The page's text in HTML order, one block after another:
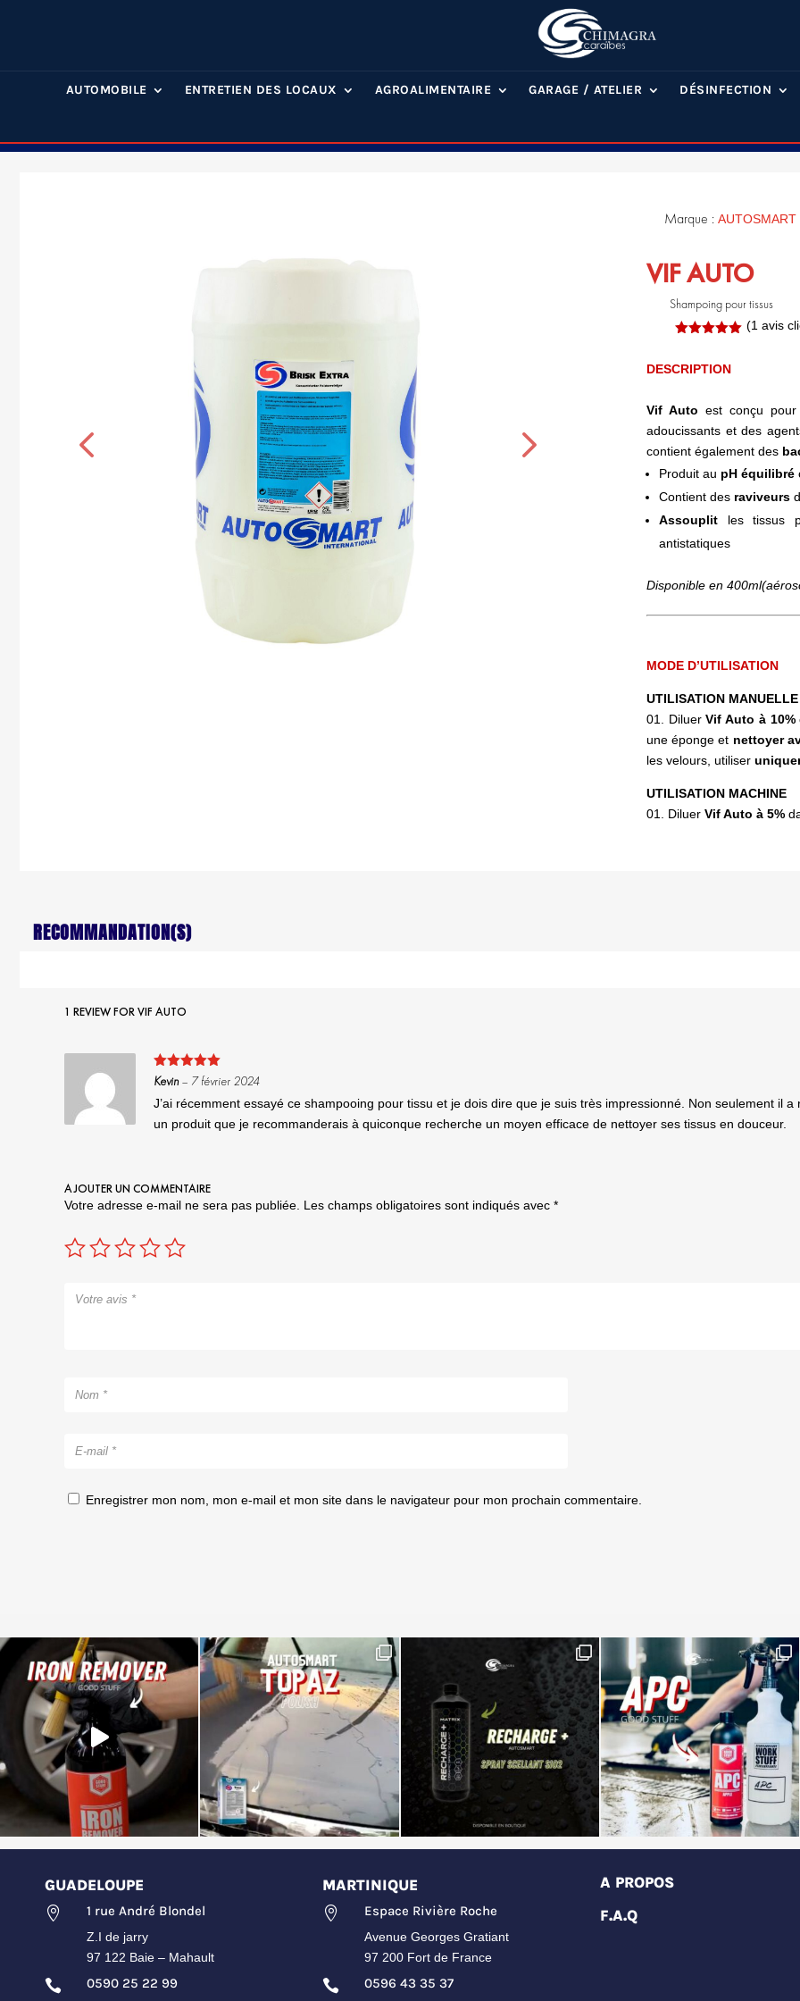
AUTOMOBILE ENTRETIEN DES LOCAUX AGROALIMENTAIRE GARAGE / ATELIER DÉSINFECTION
Marque : AUTOSMART
VIF AUTO
Shampoing pour tissus
basé sur
(1avis
DESCRIPTION
Vif Auto est conçu
adoucissants et des
contient également des
Produit au pH équilibré
Contient des raviveurs
Assouplit les tissus
antistatiques
Disponible en
MODE D’UTILISATION
UTILISATION MANUELLE
01. DiluerVif Auto à 10%
une éponge et nettoyer
les velours, utiliser
UTILISATION MACHINE
01. Diluer Vif Auto à 5%
RECOMMANDATION(S)
1 REVIEW FORVIF AUTO
Note
sur
Kevin– 7 février 2024
J’ai récemment essayé ce shampooing pour tissu et je dois dire que je suis très impressionné. Non seulement il
un produit que je recommanderais à quiconque recherche un moyen efficace de nettoyer ses tissus en douceur.
AJOUTER UN COMMENTAIRE
Votre adresse e-mail ne sera pas publiée. Les champs obligatoires sont indiqués avec *
Enregistrer mon nom, mon e-mail et mon site dans le navigateur pour mon prochain commentaire.
GUADELOUPE
 1 rue André Blondel
Z.I de jarry
97 122 Baie – Mahault
 0590 25 22 99
MARTINIQUE
 Espace Rivière Roche
Avenue Georges Gratiant
97 200 Fort de France
 0596 43 35 37
A PROPOS
F.A.Q